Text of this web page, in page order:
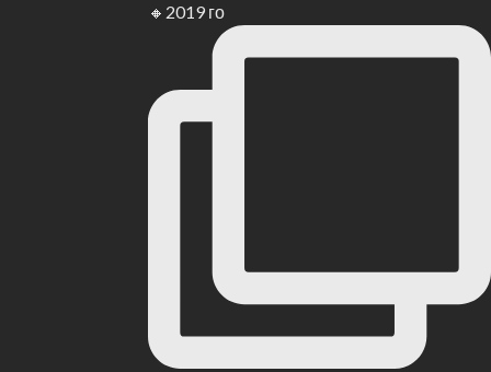
чтобы вести разговор между двумя устройствами
проблемой? Задержка между двумя устройствами
слышать связь между транспортными средствами. Это
между машинами. Вот здесь — лучшее
🔸2019 го